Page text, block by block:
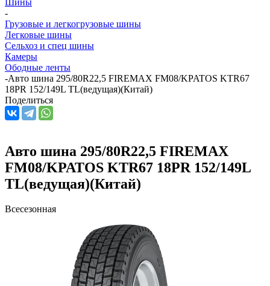
-
Грузовые и легкогрузовые шины
Легковые шины
Сельхоз и спец шины
Камеры
Ободные ленты
-Авто шина 295/80R22,5 FIREMAX FM08/KPATOS KTR67
18PR 152/149L TL(ведущая)(Китай)
Поделиться
Авто шина 295/80R22,5 FIREMAX
FM08/KPATOS KTR67 18PR 152/149L
TL(ведущая)(Китай)
Всесезонная